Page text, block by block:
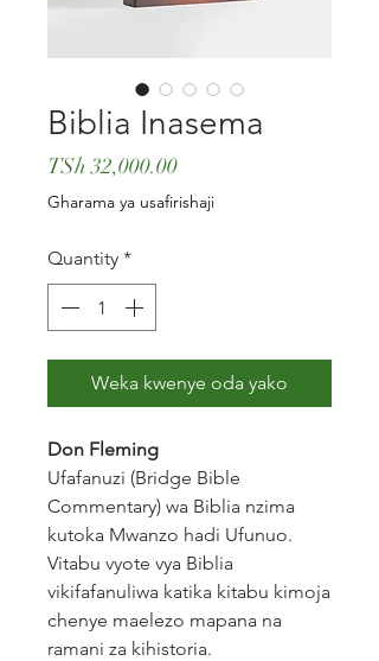
Biblia Inasema
TSh 32,000.00Price
Gharama ya usafirishaji
Quantity *
Weka kwenye oda yako
Don Fleming
Ufafanuzi (Bridge Bible
Commentary) wa Biblia nzima
kutoka Mwanzo hadi Ufunuo.
Vitabu vyote vya Biblia
vikifafanuliwa katika kitabu kimoja
chenye maelezo mapana na
ramani za kihistoria.